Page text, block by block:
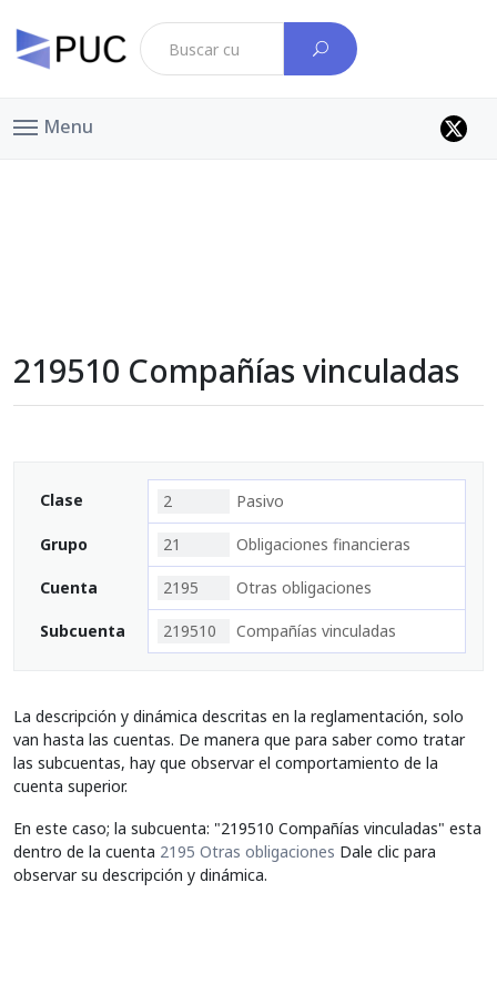
Menu
219510 Compañías vinculadas
Clase 2 Pasivo
Grupo 21 Obligaciones financieras
Cuenta 2195 Otras obligaciones
Subcuenta 219510 Compañías vinculadas
La descripción y dinámica descritas en la reglamentación, solo
van hasta las cuentas. De manera que para saber como tratar
las subcuentas, hay que observar el comportamiento de la
cuenta superior.
En este caso; la subcuenta: "219510 Compañías vinculadas" esta
dentro de la cuenta 2195 Otras obligaciones Dale clic para
observar su descripción y dinámica.